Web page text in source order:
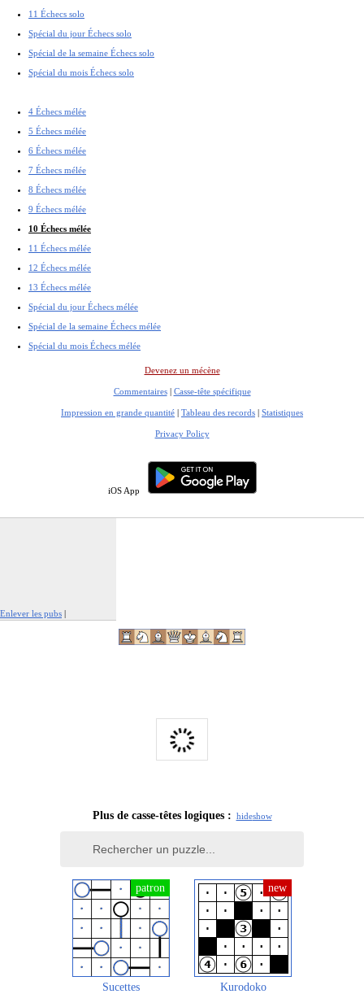
11 Échecs solo
Spécial du jour Échecs solo
Spécial de la semaine Échecs solo
Spécial du mois Échecs solo
4 Échecs mélée
5 Échecs mélée
6 Échecs mélée
7 Échecs mélée
8 Échecs mélée
9 Échecs mélée
10 Échecs mélée
11 Échecs mélée
12 Échecs mélée
13 Échecs mélée
Spécial du jour Échecs mélée
Spécial de la semaine Échecs mélée
Spécial du mois Échecs mélée
Devenez un mécène
Commentaires| Casse-tête spécifique
Impression en grande quantité | Tableau des records | Statistiques
Privacy Policy
iOS App
Enlever les pubs |
Plus de casse-têtes logiques : hideshow
Sucettes Kurodoko